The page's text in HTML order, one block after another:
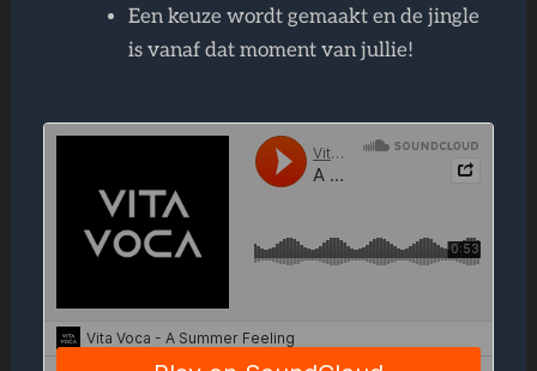
Een keuze wordt gemaakt en de jingle
is vanaf dat moment van jullie!